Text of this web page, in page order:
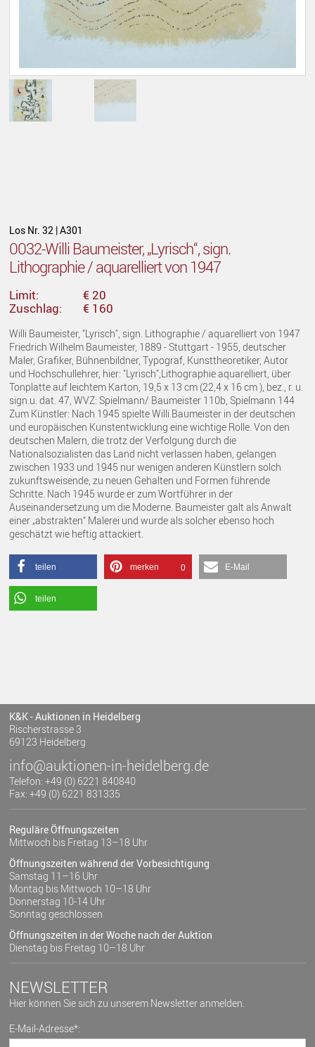
Los Nr. 32 | A301
0032-Willi Baumeister, „Lyrisch“, sign.
Lithographie / aquarelliert von 1947
Limit:
€ 20
Zuschlag:
€ 160
Willi Baumeister, "Lyrisch", sign. Lithographie / aquarelliert von 1947
Friedrich Wilhelm Baumeister, 1889 - Stuttgart - 1955, deutscher
Maler, Grafiker, Bühnenbildner, Typograf, Kunsttheoretiker, Autor
und Hochschullehrer, hier: "Lyrisch",Lithographie aquarelliert, über
Tonplatte auf leichtem Karton, 19,5 x 13 cm (22,4 x 16 cm ), bez., r. u.
sign.u. dat. 47, WVZ: Spielmann/ Baumeister 110b, Spielmann 144
Zum Künstler: Nach 1945 spielte Willi Baumeister in der deutschen
und europäischen Kunstentwicklung eine wichtige Rolle. Von den
deutschen Malern, die trotz der Verfolgung durch die
Nationalsozialisten das Land nicht verlassen haben, gelangen
zwischen 1933 und 1945 nur wenigen anderen Künstlern solch
zukunftsweisende, zu neuen Gehalten und Formen führende
Schritte. Nach 1945 wurde er zum Wortführer in der
Auseinandersetzung um die Moderne. Baumeister galt als Anwalt
einer „abstrakten“ Malerei und wurde als solcher ebenso hoch
geschätzt wie heftig attackiert.
teilen merken 0 E-Mail
teilen
K&K - Auktionen in Heidelberg
Rischerstrasse 3
69123 Heidelberg
info@auktionen-in-heidelberg.de
Telefon: +49 (0) 6221 840840
Fax: +49 (0) 6221 831335
Reguläre Öffnungszeiten
Mittwoch bis Freitag 13–18 Uhr
Öffnungszeiten während der Vorbesichtigung
Samstag 11–16 Uhr
Montag bis Mittwoch 10–18 Uhr
Donnerstag 10-14 Uhr
Sonntag geschlossen
Öffnungszeiten in der Woche nach der Auktion
Dienstag bis Freitag 10–18 Uhr
NEWSLETTER
Hier können Sie sich zu unserem Newsletter anmelden.
E-Mail-Adresse*: